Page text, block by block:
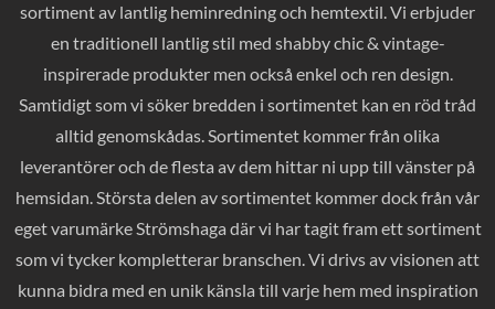
sortiment av lantlig heminredning och hemtextil. Vi erbjuder
en traditionell lantlig stil med shabby chic & vintage-
inspirerade produkter men också enkel och ren design.
Samtidigt som vi söker bredden i sortimentet kan en röd tråd
alltid genomskådas. Sortimentet kommer från olika
leverantörer och de flesta av dem hittar ni upp till vänster på
hemsidan. Största delen av sortimentet kommer dock från vår
eget varumärke Strömshaga där vi har tagit fram ett sortiment
som vi tycker kompletterar branschen. Vi drivs av visionen att
kunna bidra med en unik känsla till varje hem med inspiration